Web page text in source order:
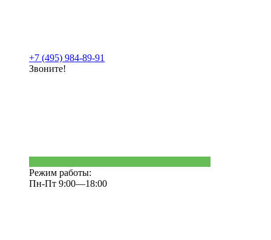
+7 (495) 984-89-91
Звоните!
Режим работы:
Пн-Пт 9:00—18:00